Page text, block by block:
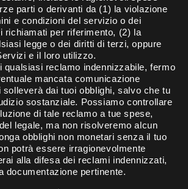
parti o derivanti da (1) la violazione
e condizioni del servizio o dei
richiamati per riferimento, (2) la
legge o dei diritti di terzi, oppure
e il loro utilizzo.
qualsiasi reclamo indennizzabile, fermo
mancata comunicazione
dai tuoi obblighi, salvo che tu
sostanziale. Possiamo controllare
di tale reclamo a tue spese,
legale, ma non risolveremo alcun
obblighi non monetari senza il tuo
potrà essere irragionevolmente
alla difesa dei reclami indennizzati,
documentazione pertinente.